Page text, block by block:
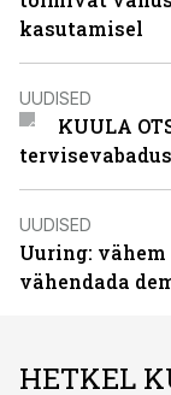
kasutamisel
UUDISED
KUULA
UUDISED
Uuring:
vähendada
HETKEL